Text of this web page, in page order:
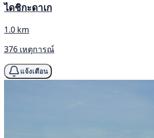
ไดชิกะดาเก
1.0 km
376 เหตุการณ์
แจ้งเตือน